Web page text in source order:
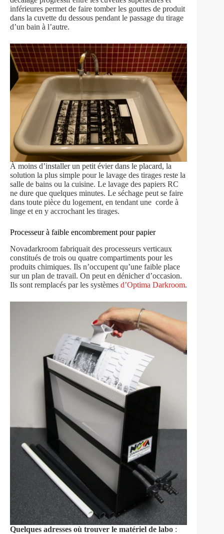
inférieures permet de faire tomber les gouttes de produit
dans la cuvette du dessous pendant le passage du tirage
d’un bain à l’autre.
À moins d’installer un petit évier dans le placard, la
solution la plus simple pour le lavage des tirages reste la
salle de bains ou la cuisine. Le lavage des papiers RC
ne dure que quelques minutes. Le séchage peut se faire
dans toute pièce du logement, en tendant une corde à
linge et en y accrochant les tirages.
Processeur à faible encombrement pour papier
Novadarkroom fabriquait des processeurs verticaux
constitués de trois ou quatre compartiments pour les
produits chimiques. Ils n’occupent qu’une faible place
sur un plan de travail. On peut en dénicher d’occasion.
Ils sont remplacés par les systèmes d’Optima Darkroom.
Quelques adresses où trouver le matériel de labo :